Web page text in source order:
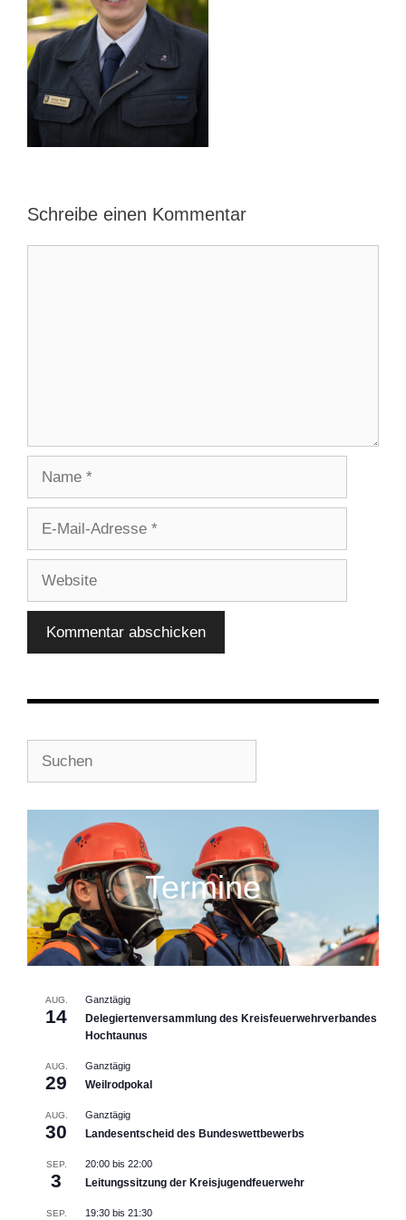
Schreibe einen Kommentar
Adresse
Termine
AUG.
14
Ganztägig
Delegiertenversammlung des Kreisfeuerwehrverbandes
Hochtaunus
AUG.
29
Ganztägig
Weilrodpokal
AUG.
30
Ganztägig
Landesentscheid des Bundeswettbewerbs
SEP.
3
20:00 bis 22:00
Leitungssitzung der Kreisjugendfeuerwehr
SEP. 19:30 bis 21:30